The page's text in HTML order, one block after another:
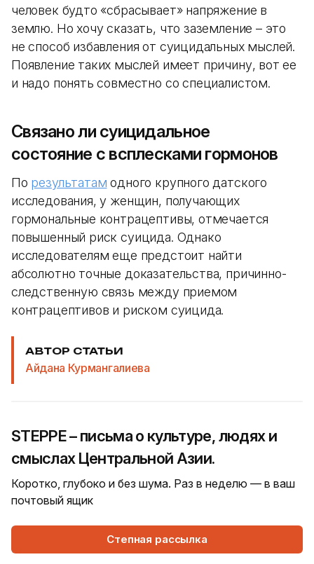
человек будто «сбрасывает» напряжение в
землю. Но хочу сказать, что заземление – это
не способ избавления от суицидальных мыслей.
Появление таких мыслей имеет причину, вот ее
и надо понять совместно со специалистом.
Связано ли суицидальное
состояние с всплесками гормонов
По результатам одного крупного датского
исследования, у женщин, получающих
гормональные контрацептивы, отмечается
повышенный риск суицида. Однако
исследователям еще предстоит найти
абсолютно точные доказательства, причинно-
следственную связь между приемом
контрацептивов и риском суицида.
АВТОР СТАТЬИ
Айдана Курмангалиева
STEPPE – письма о культуре, людях и
смыслах Центральной Азии.
Коротко, глубоко и без шума. Раз в неделю — в ваш
почтовый ящик
Степная рассылка